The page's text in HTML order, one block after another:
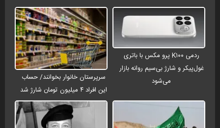
ردمی K۱۰۰ پرو مکس با باتری
غول‌پیکر و شارژ بی‌سیم روانه بازار
می‌شود
سرپرستان خانوار بخوانند/ حساب
این افراد ۴ میلیون تومان شارژ شد